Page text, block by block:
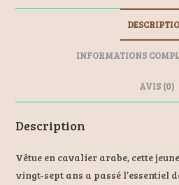
b n
r
l es
t
INFORMATIONS
AVIS (0)
Description
Vêtue en cavalier arabe, cette
vingt-sept ans a passé l’essentiel